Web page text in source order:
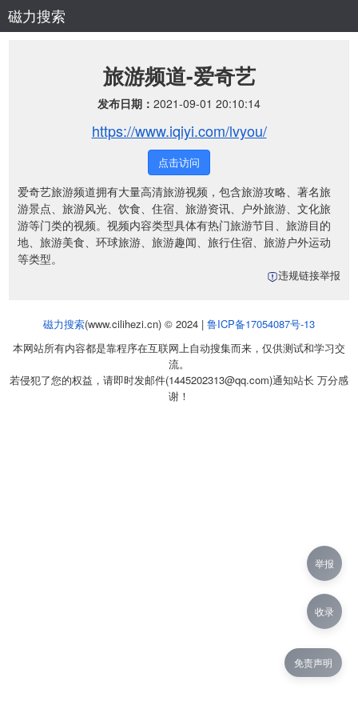
磁力搜索
旅游频道-爱奇艺
发布日期： 2021-09-01 20:10:14
https://www.iqiyi.com/lvyou/
点击访问
爱奇艺旅游频道拥有大量高清旅游视频，包含旅游攻略、著名旅
游景点、旅游风光、饮食、住宿、旅游资讯、户外旅游、文化旅
游等门类的视频。视频内容类型具体有热门旅游节目、旅游目的
地、旅游美食、环球旅游、旅游趣闻、旅行住宿、旅游户外运动
等类型。
违规链接举报
磁力搜索(www.cilihezi.cn) © 2024 | 鲁ICP备17054087号-13
本网站所有内容都是靠程序在互联网上自动搜集而来，仅供测试和学习交
流。
若侵犯了您的权益，请即时发邮件(1445202313@qq.com)通知站长 万分感
谢！
免责声明
举报
收录